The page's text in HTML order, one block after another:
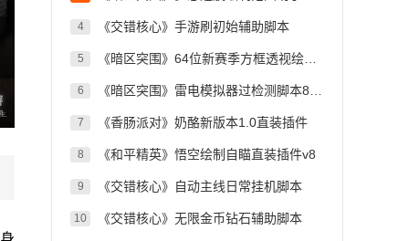
4 《交错核心》手游刷初始辅助脚本
5
6
7 《香肠派对》奶酪新版本1.0直装插件
8 《和平精英》悟空绘制自瞄直装插件v8
9 《交错核心》自动主线日常挂机脚本
10 《交错核心》无限金币钻石辅助脚本